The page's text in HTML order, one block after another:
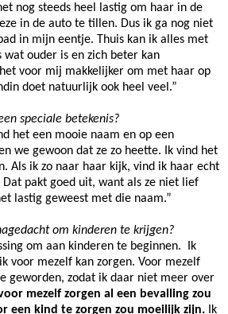
nog steeds heel lastig om haar in de
in de auto te tillen. Dus ik ga nog niet
in mijn eentje. Thuis kan ik alles met
wat ouder is en zich beter kan
voor mij makkelijker om met haar op
doet natuurlijk ook heel veel.”
speciale betekenis?
het een mooie naam en op een
we gewoon dat ze zo heette. Ik vind het
Als ik zo naar haar kijk, vind ik haar echt
Dat pakt goed uit, want als ze niet lief
lastig geweest met die naam.”
om kinderen te krijgen?
om aan kinderen te beginnen. Ik
voor mezelf kan zorgen. Voor mezelf
geworden, zodat ik daar niet meer over
mezelf zorgen al een bevalling zou
een kind te zorgen zou moeilijk zijn. Ik